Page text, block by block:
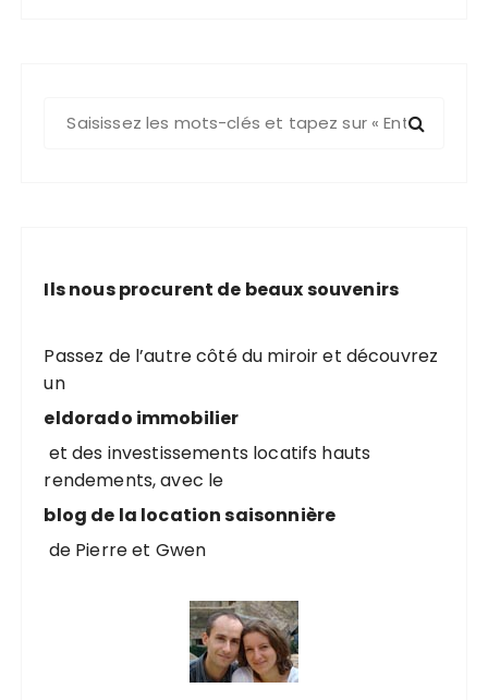
h
p
o
u
:
Ils nous procurent de beaux souvenirs
Passez de l’autre côté du miroir et découvrez
un
eldorado immobilier
et des investissements locatifs hauts
rendements, avec le
blog de la location saisonnière
de Pierre et Gwen